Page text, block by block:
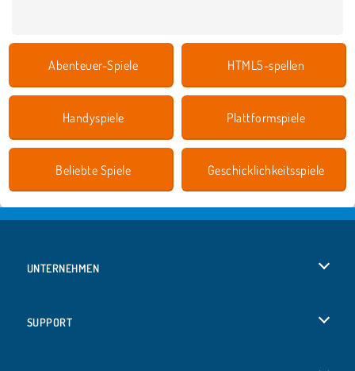
Abenteuer-Spiele HTML5-spellen
Handyspiele Plattformspiele
Beliebte Spiele Geschicklichkeitsspiele
UNTERNEHMEN
SUPPORT